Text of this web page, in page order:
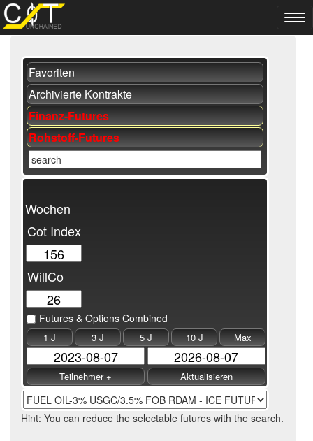
Favoriten
Archivierte Kontrakte
Finanz-Futures
Rohstoff-Futures
Wochen
Cot Index
WillCo
1 J 3 J 5 J 10 J Max
Futures & Options Combined
Hint: You can reduce the selectable futures with the search.